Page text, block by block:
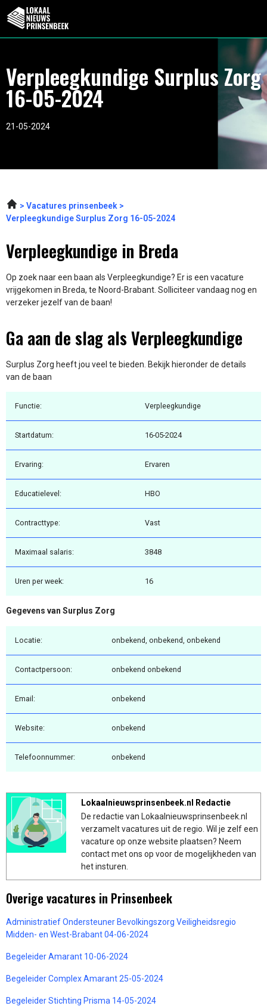
Verpleegkundige Surplus Zorg
16-05-2024
21-05-2024
Vacatures prinsenbeek
Verpleegkundige Surplus Zorg 16-05-2024
Verpleegkundige in Breda
Op zoek naar een baan als Verpleegkundige? Er is een vacature
vrijgekomen in Breda, te Noord-Brabant. Solliciteer vandaag nog en
verzeker jezelf van de baan!
Ga aan de slag als Verpleegkundige
Surplus Zorg heeft jou veel te bieden. Bekijk hieronder de details
van de baan
Functie: Verpleegkundige
Startdatum: 16-05-2024
Ervaring: Ervaren
Educatielevel: HBO
Contracttype: Vast
Maximaal salaris: 3848
Uren per week: 16
Gegevens van Surplus Zorg
Locatie: onbekend, onbekend, onbekend
Contactpersoon: onbekend onbekend
Email: onbekend
Website: onbekend
Telefoonnummer: onbekend
Lokaalnieuwsprinsenbeek.nl Redactie
De redactie van Lokaalnieuwsprinsenbeek.nl
verzamelt vacatures uit de regio. Wil je zelf een
vacature op onze website plaatsen? Neem
contact met ons op voor de mogelijkheden van
het insturen.
Overige vacatures in Prinsenbeek
Administratief Ondersteuner Bevolkingszorg Veiligheidsregio
Midden- en West-Brabant 04-06-2024
Begeleider Amarant 10-06-2024
Begeleider Complex Amarant 25-05-2024
Begeleider Stichting Prisma 14-05-2024